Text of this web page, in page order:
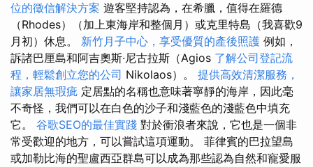
位的徵信解決方案 遊客堅持認為，在希臘，值得在羅德
（Rhodes）（加上東海岸和整個月）或克里特島（我喜歡9
月初）休息。 新竹月子中心，享受優質的產後照護 例如，
訴諸巴厘島和阿吉奧斯·尼古拉斯（Agios 了解公司登記流
程，輕鬆創立您的公司 Nikolaos）。 提供高效清潔服務，
讓家居無瑕疵 定居點的名稱也意味著寧靜的海岸，因此毫
不奇怪，我們可以在白色的沙子和淺藍色的淺藍色中填充
它。 谷歌SEO的最佳實踐 對於衝浪者來說，它也是一個非
常受歡迎的地方，可以嘗試這項運動。 菲律賓的巴拉望島
或加勒比海的聖盧西亞群島可以成為那些認為自然和寵愛服